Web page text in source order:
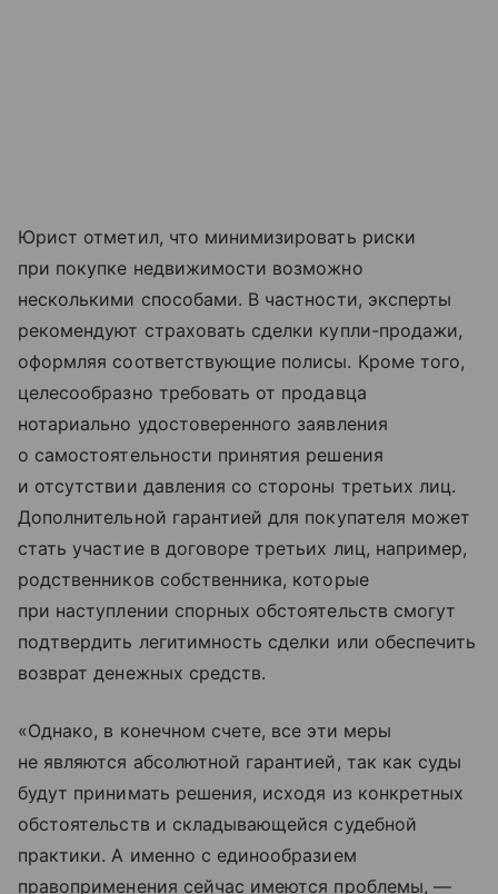
Юрист отметил, что минимизировать риски
при покупке недвижимости возможно
несколькими способами. В частности, эксперты
рекомендуют страховать сделки купли-продажи,
оформляя соответствующие полисы. Кроме того,
целесообразно требовать от продавца
нотариально удостоверенного заявления
о самостоятельности принятия решения
и отсутствии давления со стороны третьих лиц.
Дополнительной гарантией для покупателя может
стать участие в договоре третьих лиц, например,
родственников собственника, которые
при наступлении спорных обстоятельств смогут
подтвердить легитимность сделки или обеспечить
возврат денежных средств.
«Однако, в конечном счете, все эти меры
не являются абсолютной гарантией, так как суды
будут принимать решения, исходя из конкретных
обстоятельств и складывающейся судебной
практики. А именно с единообразием
правоприменения сейчас имеются проблемы, —